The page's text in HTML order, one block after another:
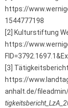
https://
1544777198
[2] Kulturstiftung
https://
[3]
https://
anhalt.de/